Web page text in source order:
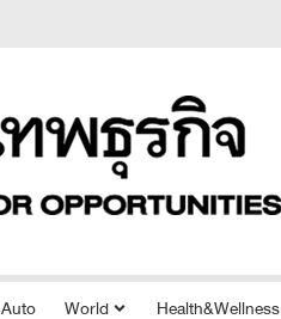
Auto World Health&Wellness